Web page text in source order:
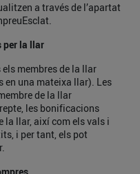
a través de l’apartat
per la llar
membres de la llar
en una mateixa llar). Les
de la llar
les bonificacions
la llar, així com els vals i
i per tant, els pot